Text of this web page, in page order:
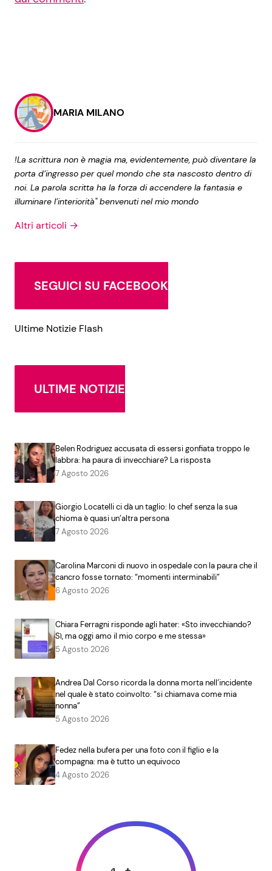
MARIA MILANO
!La scrittura non è magia ma, evidentemente, può diventare la
porta d’ingresso per quel mondo che sta nascosto dentro di
noi. La parola scritta ha la forza di accendere la fantasia e
illuminare l’interiorità" benvenuti nel mio mondo
Altri articoli →
SEGUICI SU FACEBOOK
Ultime Notizie Flash
ULTIME NOTIZIE
Belen Rodriguez accusata di essersi gonfiata troppo le
labbra: ha paura di invecchiare? La risposta
7 Agosto 2026
Giorgio Locatelli ci dà un taglio: lo chef senza la sua
chioma è quasi un’altra persona
7 Agosto 2026
Carolina Marconi di nuovo in ospedale con la paura che il
cancro fosse tornato: “momenti interminabili”
6 Agosto 2026
Chiara Ferragni risponde agli hater: «Sto invecchiando?
Sì, ma oggi amo il mio corpo e me stessa»
5 Agosto 2026
Andrea Dal Corso ricorda la donna morta nell’incidente
nel quale è stato coinvolto: “si chiamava come mia
nonna”
5 Agosto 2026
Fedez nella bufera per una foto con il figlio e la
compagna: ma è tutto un equivoco
4 Agosto 2026